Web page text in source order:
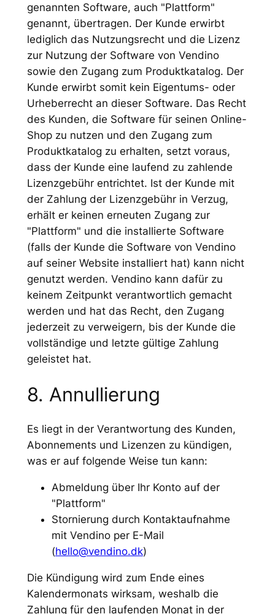
genannten Software, auch "Plattform"
genannt, übertragen. Der Kunde erwirbt
lediglich das Nutzungsrecht und die Lizenz
zur Nutzung der Software von Vendino
sowie den Zugang zum Produktkatalog. Der
Kunde erwirbt somit kein Eigentums- oder
Urheberrecht an dieser Software. Das Recht
des Kunden, die Software für seinen Online-
Shop zu nutzen und den Zugang zum
Produktkatalog zu erhalten, setzt voraus,
dass der Kunde eine laufend zu zahlende
Lizenzgebühr entrichtet. Ist der Kunde mit
der Zahlung der Lizenzgebühr in Verzug,
erhält er keinen erneuten Zugang zur
"Plattform" und die installierte Software
(falls der Kunde die Software von Vendino
auf seiner Website installiert hat) kann nicht
genutzt werden. Vendino kann dafür zu
keinem Zeitpunkt verantwortlich gemacht
werden und hat das Recht, den Zugang
jederzeit zu verweigern, bis der Kunde die
vollständige und letzte gültige Zahlung
geleistet hat.
8. Annullierung
Es liegt in der Verantwortung des Kunden,
Abonnements und Lizenzen zu kündigen,
was er auf folgende Weise tun kann:
Abmeldung über Ihr Konto auf der
"Plattform"
Stornierung durch Kontaktaufnahme
mit Vendino per E-Mail
(hello@vendino.dk)
Die Kündigung wird zum Ende eines
Kalendermonats wirksam, weshalb die
Zahlung für den laufenden Monat in der